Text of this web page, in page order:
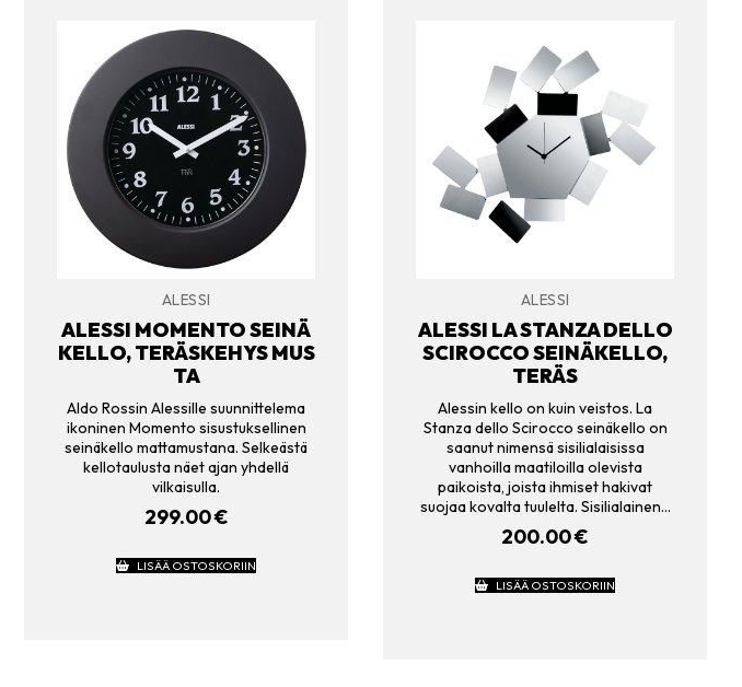
ALESSI
ALESSI MOMENTO SEINÄ
KELLO, TERÄSKEHYS MUS
TA
Aldo Rossin Alessille suunnittelema
ikoninen Momento sisustuksellinen
seinäkello mattamustana. Selkeästä
kellotaulusta näet ajan yhdellä
vilkaisulla.
299.00€
LISÄÄ OSTOSKORIIN
ALESSI
ALESSI LA STANZA DELLO
SCIROCCO SEINÄKELLO,
TERÄS
Alessin kello on kuin veistos. La
Stanza dello Scirocco seinäkello on
saanut nimensä sisilialaisissa
vanhoilla maatiloilla olevista
paikoista, joista ihmiset hakivat
suojaa kovalta tuulelta. Sisilialainen…
200.00€
LISÄÄ OSTOSKORIIN